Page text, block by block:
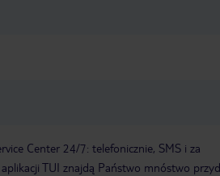
Center 24/7: telefonicznie, SMS i za
TUI znajdą Państwo mnóstwo